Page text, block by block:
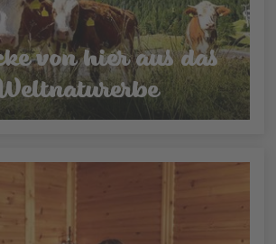
von hier aus das